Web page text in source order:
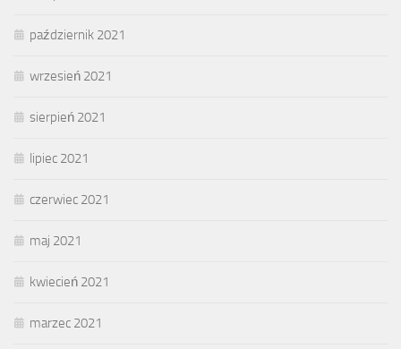
październik 2021
wrzesień 2021
sierpień 2021
lipiec 2021
czerwiec 2021
maj 2021
kwiecień 2021
marzec 2021